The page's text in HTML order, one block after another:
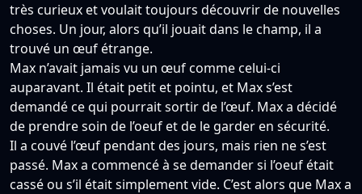
très curieux et voulait toujours découvrir de nouvelles
choses. Un jour, alors qu’il jouait dans le champ, il a
trouvé un œuf étrange.
Max n’avait jamais vu un œuf comme celui-ci
auparavant. Il était petit et pointu, et Max s’est
demandé ce qui pourrait sortir de l’œuf. Max a décidé
de prendre soin de l’oeuf et de le garder en sécurité.
Il a couvé l’œuf pendant des jours, mais rien ne s’est
passé. Max a commencé à se demander si l’oeuf était
cassé ou s’il était simplement vide. C’est alors que Max a